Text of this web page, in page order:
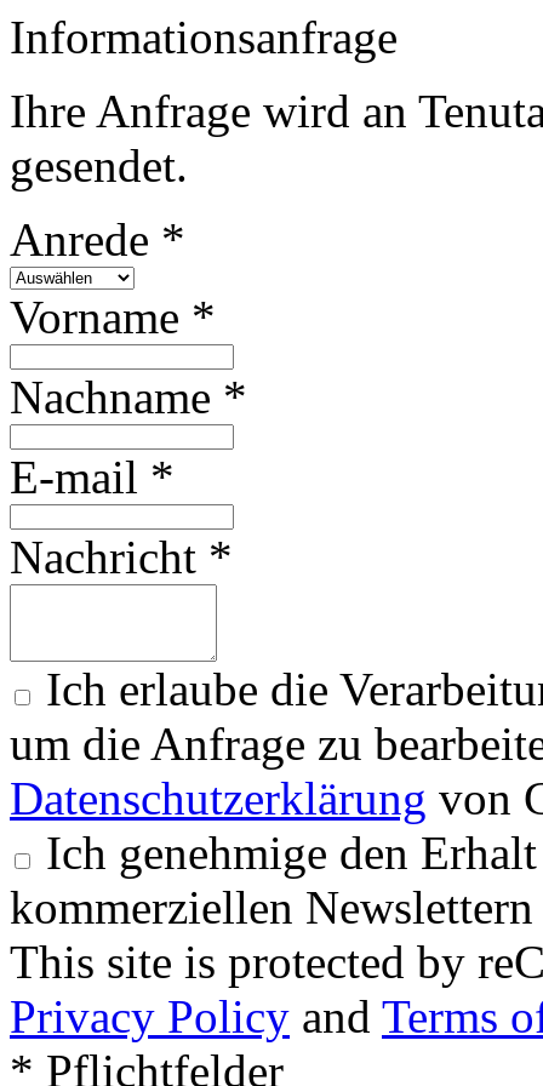
Informationsanfrage
Ihre Anfrage wird an
gesendet.
Anrede *
Vorname *
Nachname *
E-mail *
Nachricht *
Ich erlaube die
um die Anfrage zu
Datenschutzerklärung von
Ich genehmige den
kommerziellen
This site is protected by
Privacy Policy and Terms
* Pflichtfelder